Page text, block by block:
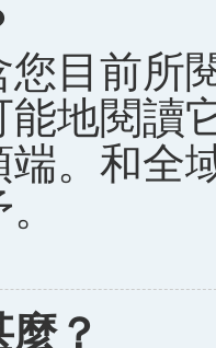
目前所
能地閱讀
。和全
？